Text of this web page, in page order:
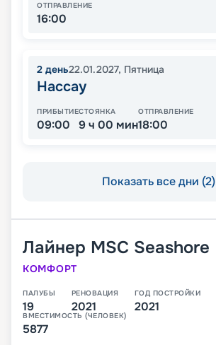
ОТПРАВЛЕНИЕ
16:00
2 день22.01.2027, Пятница
Нассау
ПРИБЫТИЕ
09:00
СТОЯНКА
9 ч 00 мин
ОТПРАВЛЕНИЕ
18:00
Показать все дни (2)
Лайнер MSC Seashore
КОМФОРТ
ПАЛУБЫ
19
РЕНОВАЦИЯ
2021
ГОД ПОСТРОЙКИ
2021
ВМЕСТИМОСТЬ (ЧЕЛОВЕК)
5877